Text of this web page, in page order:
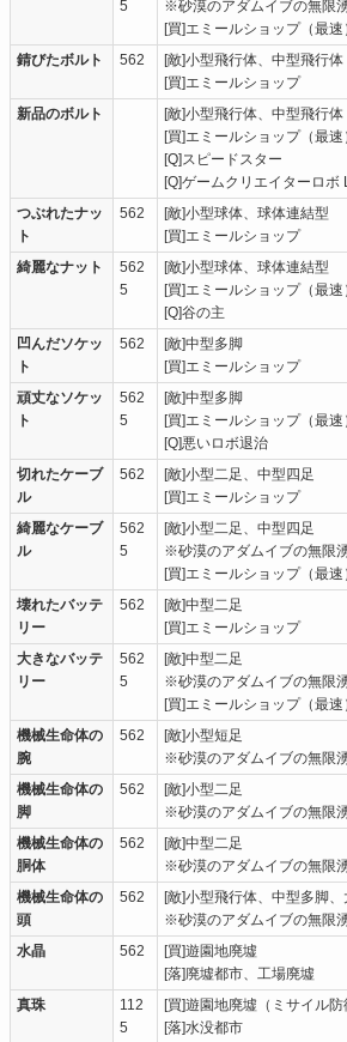
5
※砂漠のアダムイブの無限
[買]エミールショップ（最速
錆びたボルト
562
[敵]小型飛行体、中型飛行体
[買]エミールショップ
新品のボルト
[敵]小型飛行体、中型飛行体
[買]エミールショップ（最速
[Q]スピードスター
[Q]ゲームクリエイターロボ
つぶれたナッ
ト
562
[敵]小型球体、球体連結型
[買]エミールショップ
綺麗なナット
562
5
[敵]小型球体、球体連結型
[買]エミールショップ（最速
[Q]谷の主
凹んだソケッ
ト
562
[敵]中型多脚
[買]エミールショップ
頑丈なソケッ
ト
562
5
[敵]中型多脚
[買]エミールショップ（最速
[Q]悪いロボ退治
切れたケーブ
ル
562
[敵]小型二足、中型四足
[買]エミールショップ
綺麗なケーブ
ル
562
5
[敵]小型二足、中型四足
※砂漠のアダムイブの無限
[買]エミールショップ（最速
壊れたバッテ
リー
562
[敵]中型二足
[買]エミールショップ
大きなバッテ
リー
562
5
[敵]中型二足
※砂漠のアダムイブの無限
[買]エミールショップ（最速
機械生命体の
腕
562
[敵]小型短足
※砂漠のアダムイブの無限
機械生命体の
脚
562
[敵]小型二足
※砂漠のアダムイブの無限
機械生命体の
胴体
562
[敵]中型二足
※砂漠のアダムイブの無限
機械生命体の
頭
562
[敵]小型飛行体、中型多脚、
※砂漠のアダムイブの無限
水晶
562
[買]遊園地廃墟
[落]廃墟都市、工場廃墟
真珠
112
5
[買]遊園地廃墟（ミサイル防
[落]水没都市